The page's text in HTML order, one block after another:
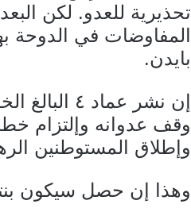
تحذيرية للعدو. لكن
المفاوضات في الدوحة
بايدن.
إن نشر
وقف عدوانه وإلتزام
وإطلاق المستوطنين
وهذا إن حصل سيكون